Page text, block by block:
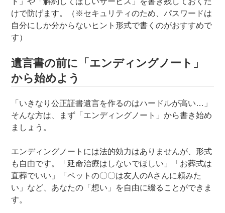
けで防げます。（※セキュリティのため、パスワードは
自分にしか分からないヒント形式で書くのがおすすめで
す）
遺言書の前に「エンディングノート」
から始めよう
「いきなり公正証書遺言を作るのはハードルが高い…」
そんな方は、まず「エンディングノート」から書き始め
ましょう。
エンディングノートには法的効力はありませんが、形式
も自由です。「延命治療はしないでほしい」「お葬式は
直葬でいい」「ペットの〇〇は友人のAさんに頼みた
い」など、あなたの「想い」を自由に綴ることができま
す。